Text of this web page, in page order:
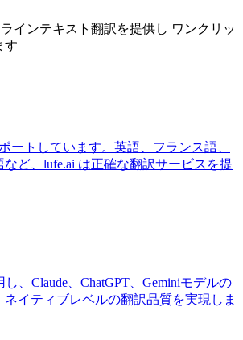
インテキスト翻訳を提供し ワンクリッ
す
ートしています。英語、フランス語、
など、lufe.ai は正確な翻訳サービスを提
、Claude、ChatGPT、Geminiモデルの
イティブレベルの翻訳品質を実現しま